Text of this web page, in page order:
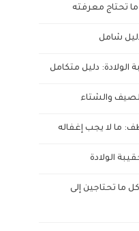
ما تحتاج معرفته
شامل
الولادة: دليل متكامل
والشتاء
ما لا يجب إغفاله
الولادة
ما تحتاجين إلى